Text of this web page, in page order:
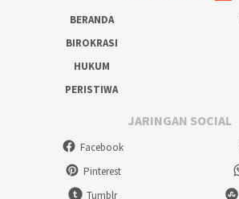
BERANDA
BIROKRASI
HUKUM
PERISTIWA
JARINGAN SOCIAL
Facebook
Pinterest
Tumblr